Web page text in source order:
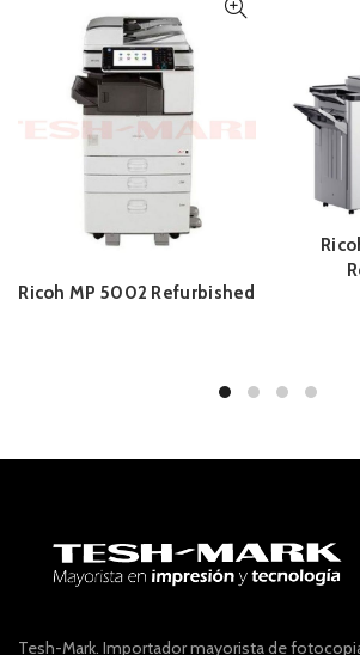
Ricoh MP 5002 Refurbished
Tesh-Mark. Importador mayorista de